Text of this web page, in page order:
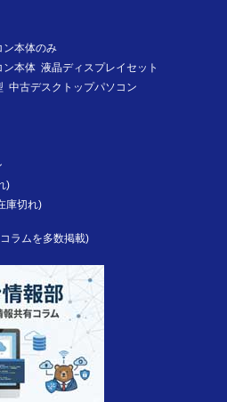
ン本体のみ
本体 液晶ディスプレイセット
中古デスクトップパソコン
)
庫切れ)
ラムを多数掲載)